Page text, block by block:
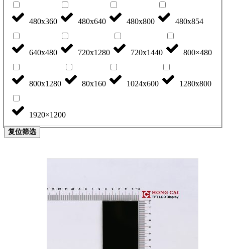
480x360 480x640 480x800 480x854
640x480 720x1280 720x1440 800×480
800x1280 80x160 1024x600 1280x800
1920×1200
复位筛选